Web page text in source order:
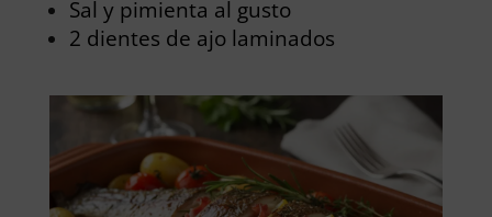
Sal y pimienta al gusto
2 dientes de ajo laminados